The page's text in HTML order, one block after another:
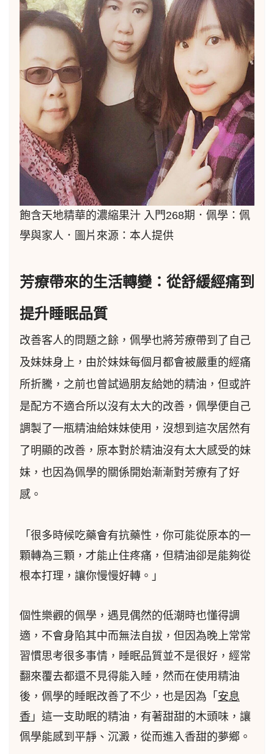
飽含天地精華的濃縮果汁 入門268期．佩學：佩
學與家人．圖片來源：本人提供
芳療帶來的生活轉變：從舒緩經痛到
提升睡眠品質
改善客人的問題之餘，佩學也將芳療帶到了自己
及妹妹身上，由於妹妹每個月都會被嚴重的經痛
所折騰，之前也曾試過朋友給她的精油，但或許
是配方不適合所以沒有太大的改善，佩學便自己
調製了一瓶精油給妹妹使用，沒想到這次居然有
了明顯的改善，原本對於精油沒有太大感受的妹
妹，也因為佩學的關係開始漸漸對芳療有了好
感。
「很多時候吃藥會有抗藥性，你可能從原本的一
顆轉為三顆，才能止住疼痛，但精油卻是能夠從
根本打理，讓你慢慢好轉。」
個性樂觀的佩學，遇見偶然的低潮時也懂得調
適，不會身陷其中而無法自拔，但因為晚上常常
習慣思考很多事情，睡眠品質並不是很好，經常
翻來覆去都還不見得能入睡，然而在使用精油
後，佩學的睡眠改善了不少，也是因為「 安息
香 」這一支助眠的精油，有著甜甜的木頭味，讓
佩學能感到平靜、沉澱，從而進入香甜的夢鄉。